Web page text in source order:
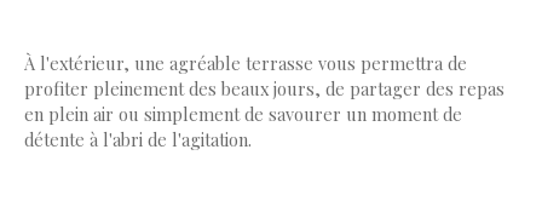
À l'extérieur, une agréable terrasse vous permettra de
profiter pleinement des beaux jours, de partager des repas
en plein air ou simplement de savourer un moment de
détente à l'abri de l'agitation.